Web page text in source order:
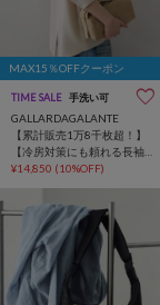
MAX15％OFFクーポン
TIME SALE 手洗い可
GALLARDAGALANTE
【累計販売1万8千枚超！】
【冷房対策にも頼れる長袖
】バックスリットブラウス
¥14,850 (10%OFF)